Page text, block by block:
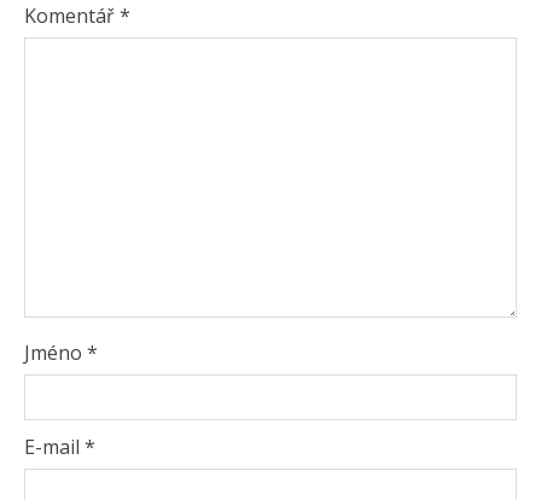
Komentář*
Jméno *
E-mail *